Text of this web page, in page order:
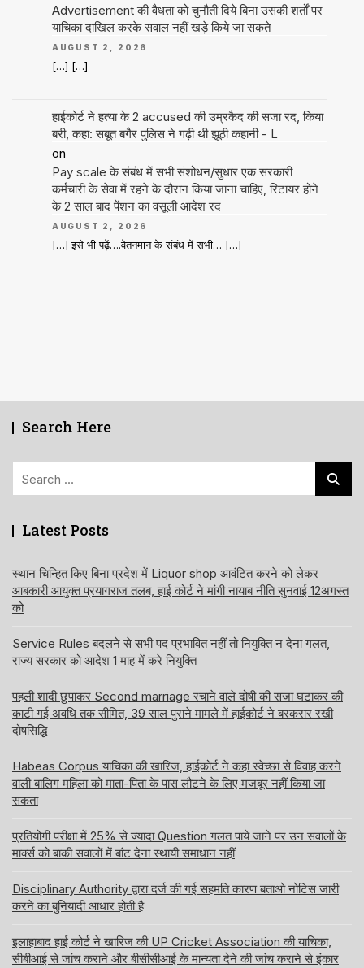
Advertisement की वैधता को चुनौती दिये बिना उसकी शर्तों पर
याचिका दाखिल करके सवाल नहीं खड़े किये जा सकते
AUGUST 2, 2026
[…] […]
हाईकोर्ट ने हत्या के 2 accused की उम्रकैद की सजा रद, किया
बरी, कहा: सबूत बगैर पुलिस ने गढ़ी थी झूठी कहानी - L
on
Pay scale के संबंध में सभी संशोधन/सुधार एक सरकारी
कर्मचारी के सेवा में रहने के दौरान किया जाना चाहिए, रिटायर होने
के 2 साल बाद पेंशन का वसूली आदेश रद
AUGUST 2, 2026
[…] इसे भी पढ़ें….वेतनमान के संबंध में सभी… […]
Search Here
Latest Posts
स्थान चिन्हित किए बिना प्रदेश में Liquor shop आवंटित करने को लेकर
आबकारी आयुक्त प्रयागराज तलब, हाई कोर्ट ने मांगी नायाब नीति सुनवाई 12अगस्त
को
Service Rules बदलने से सभी पद प्रभावित नहीं तो नियुक्ति न देना गलत,
राज्य सरकार को आदेश 1 माह में करे नियुक्ति
पहली शादी छुपाकर Second marriage रचाने वाले दोषी की सजा घटाकर की
काटी गई अवधि तक सीमित, 39 साल पुराने मामले में हाईकोर्ट ने बरकरार रखी
दोषसिद्धि
Habeas Corpus याचिका की खारिज, हाईकोर्ट ने कहा स्वेच्छा से विवाह करने
वाली बालिग महिला को माता-पिता के पास लौटने के लिए मजबूर नहीं किया जा
सकता
प्रतियोगी परीक्षा में 25% से ज्यादा Question गलत पाये जाने पर उन सवालों के
मार्क्स को बाकी सवालों में बांट देना स्थायी समाधान नहीं
Disciplinary Authority द्वारा दर्ज की गई सहमति कारण बताओ नोटिस जारी
करने का बुनियादी आधार होती है
इलाहाबाद हाई कोर्ट ने खारिज की UP Cricket Association की याचिका,
सीबीआई से जांच कराने और बीसीसीआई के मान्यता देने की जांच कराने से इंकार